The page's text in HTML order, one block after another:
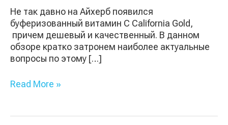
Не так давно на Айхерб появился
буферизованный витамин C California Gold,
причем дешевый и качественный. В данном
обзоре кратко затронем наиболее актуальные
вопросы по этому […]
в
капсулах
California
Gold
Nutrition
Read More »